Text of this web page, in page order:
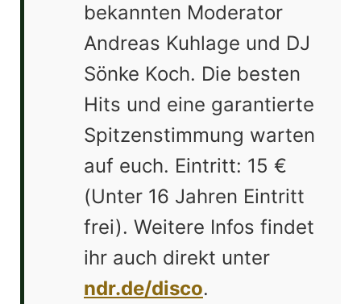
bekannten Moderator
Andreas Kuhlage und DJ
Sönke Koch. Die besten
Hits und eine garantierte
Spitzenstimmung warten
auf euch. Eintritt: 15 €
(Unter 16 Jahren Eintritt
frei). Weitere Infos findet
ihr auch direkt unter
ndr.de/disco.